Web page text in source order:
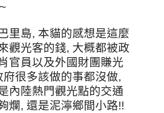
里島, 本貓的感想是這麼
觀光客的錢, 大概都被政
官員以及外國財團賺光
府很多該做的事都沒做,
內陸熱門觀光點的交通
爛, 還是泥濘鄉間小路!!